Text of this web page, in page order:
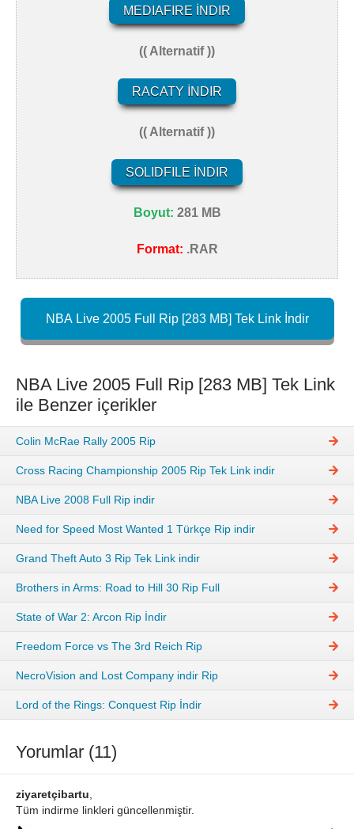
MEDIAFIRE İNDIR
(( Alternatif ))
RACATY İNDIR
(( Alternatif ))
SOLIDFILE İNDIR
Boyut: 281 MB
Format: .RAR
NBA Live 2005 Full Rip [283 MB] Tek Link İndir
NBA Live 2005 Full Rip [283 MB] Tek Link
ile Benzer içerikler
Colin McRae Rally 2005 Rip
Cross Racing Championship 2005 Rip Tek Link indir
NBA Live 2008 Full Rip indir
Need for Speed Most Wanted 1 Türkçe Rip indir
Grand Theft Auto 3 Rip Tek Link indir
Brothers in Arms: Road to Hill 30 Rip Full
State of War 2: Arcon Rip İndir
Freedom Force vs The 3rd Reich Rip
NecroVision and Lost Company indir Rip
Lord of the Rings: Conquest Rip İndir
Yorumlar (11)
ziyaretçibartu
Tüm indirme linkleri güncellenmiştir.